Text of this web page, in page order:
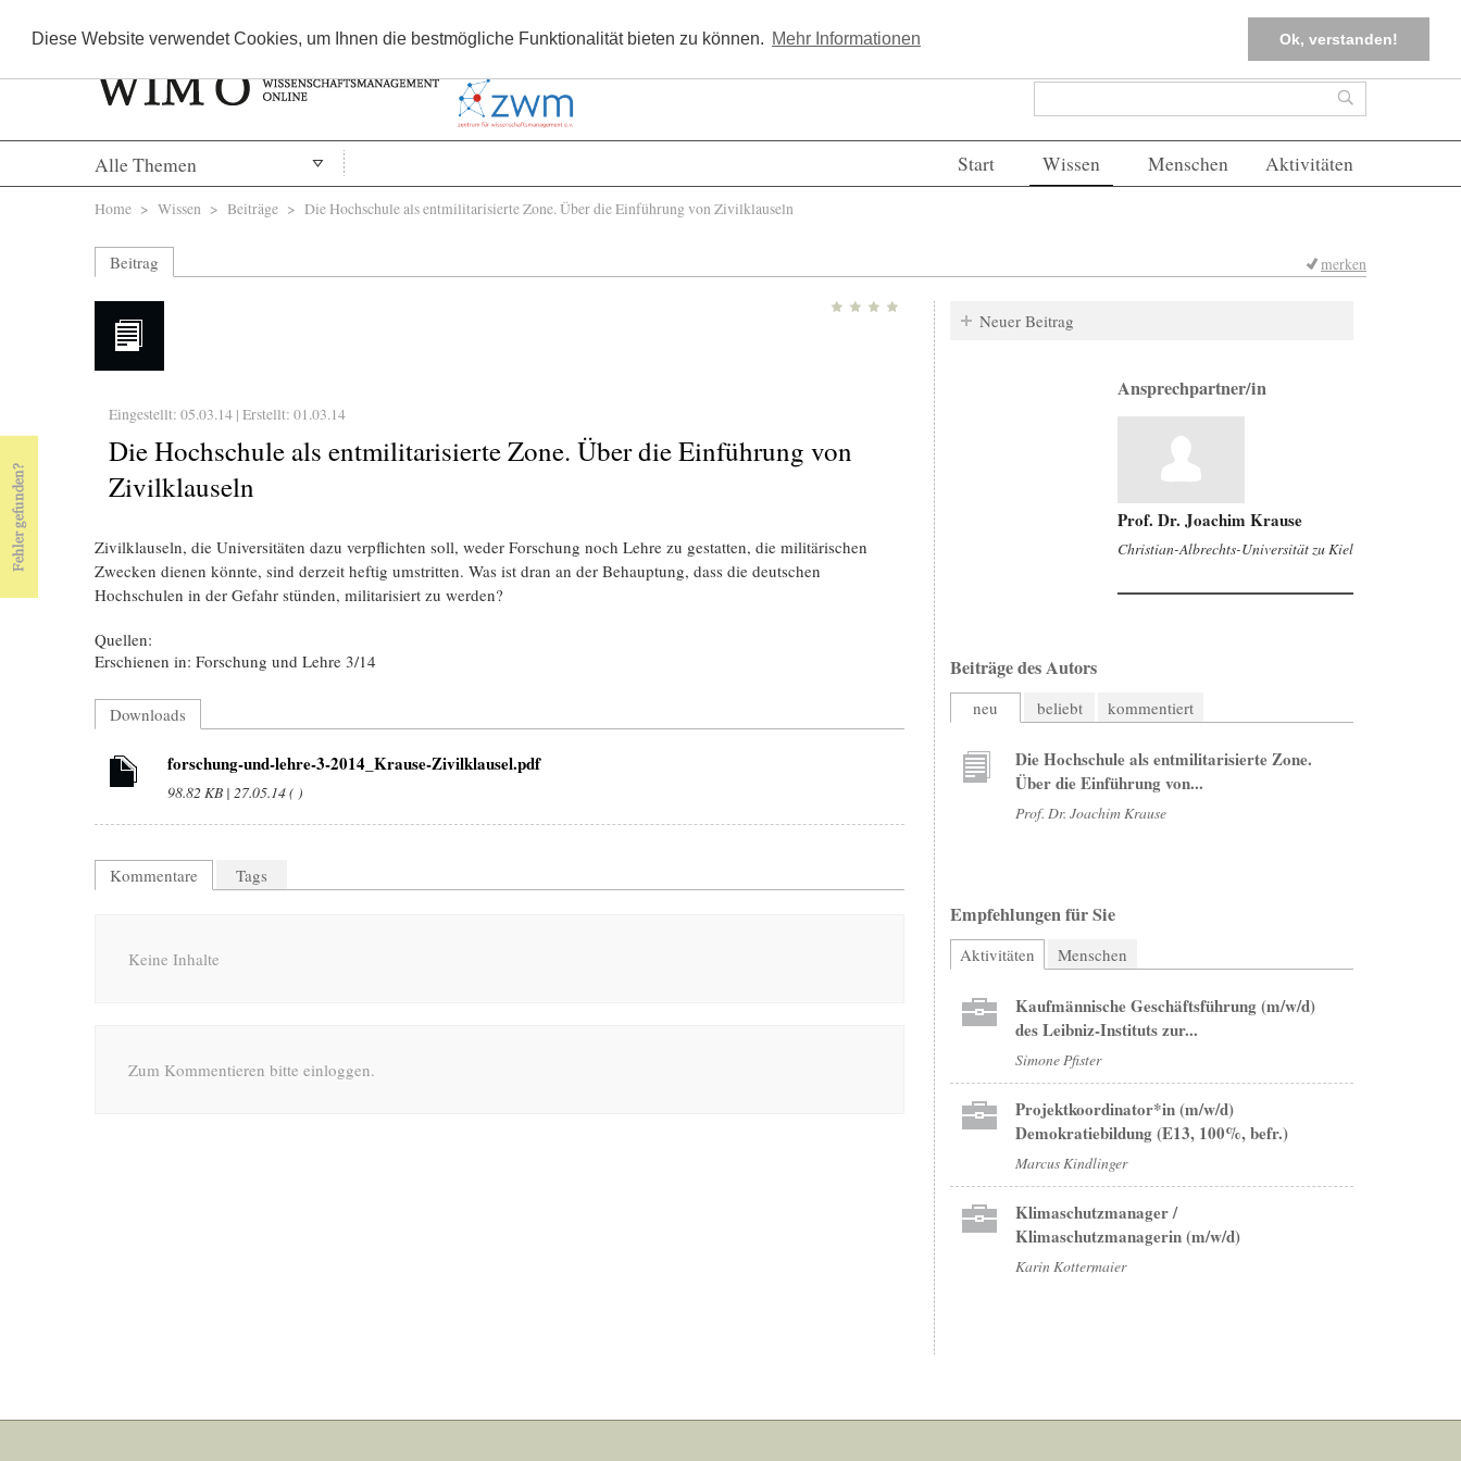
Diese Website verwendet Cookies, um Ihnen die bestmögliche Funktionalität bieten zu können. Mehr Informationen Ok, verstanden!
Kostenlos registrieren FAQs Einloggen
Suchformular Suche
Alle Themen Start Wissen Menschen Aktivitäten
Sie sind hier
Home > Wissen > Beiträge > Die Hochschule als entmilitarisierte Zone. Über die Einführung von Zivilklauseln
Beitrag merken
Eingestellt: 05.03.14 | Erstellt: 01.03.14
Die Hochschule als entmilitarisierte Zone. Über die Einführung von
Zivilklauseln
Zivilklauseln, die Universitäten dazu verpflichten soll, weder Forschung noch Lehre zu gestatten, die militärischen
Zwecken dienen könnte, sind derzeit heftig umstritten. Was ist dran an der Behauptung, dass die deutschen
Hochschulen in der Gefahr stünden, militarisiert zu werden?
Quellen:
Erschienen in: Forschung und Lehre 3/14
Downloads
forschung-und-lehre-3-2014_Krause-Zivilklausel.pdf
98.82 KB | 27.05.14 ( )
Kommentare Tags
Keine Inhalte
Zum Kommentieren bitte einloggen.
Neuer Beitrag
Ansprechpartner/in
Prof. Dr. Joachim Krause
Christian-Albrechts-Universität zu Kiel
Beiträge des Autors
neu beliebt kommentiert
Die Hochschule als entmilitarisierte Zone.
Über die Einführung von...
Prof. Dr. Joachim Krause
Empfehlungen für Sie
Aktivitäten (aktiver Reiter)
Menschen
Kaufmännische Geschäftsführung (m/w/d)
des Leibniz-Instituts zur...
Simone Pfister
Projektkoordinator*in (m/w/d)
Demokratiebildung (E13, 100%, befr.)
Marcus Kindlinger
Klimaschutzmanager /
Klimaschutzmanagerin (m/w/d)
Karin Kottermaier